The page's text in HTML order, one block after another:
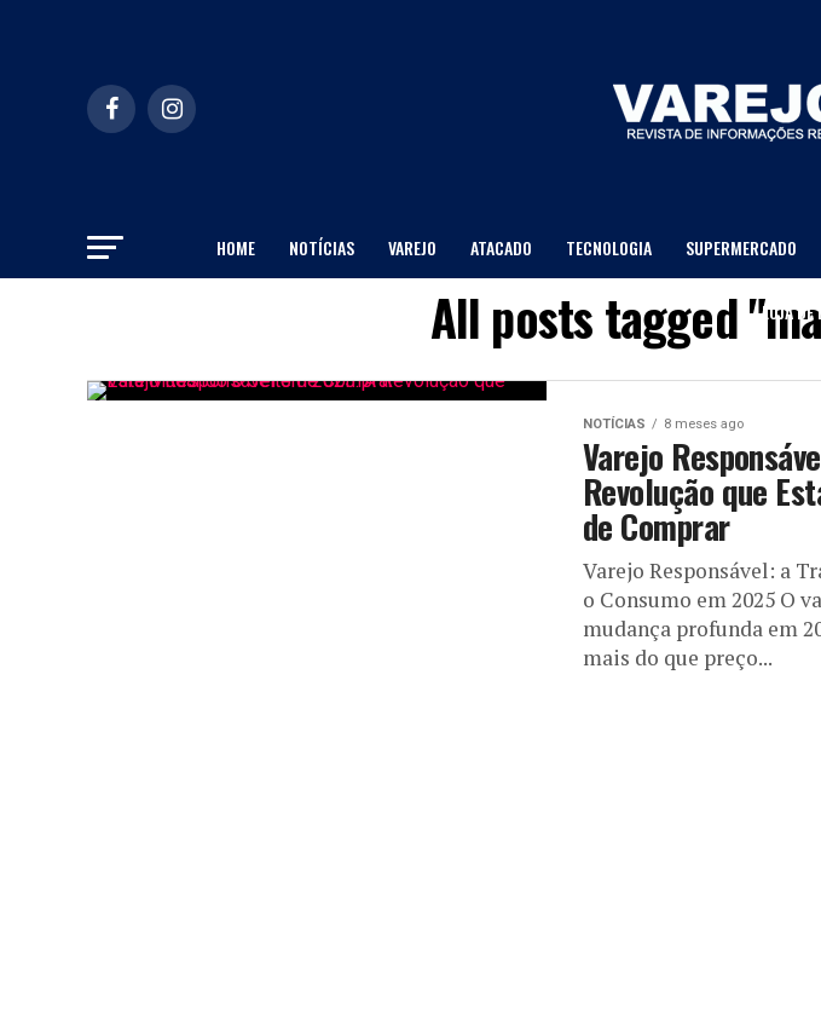
HOME NOTÍCIAS VAREJO ATACADO TECNOLOGIA SUPERMERCADO
LOJA DE
All posts tagged
NOTÍCIAS 8 meses ago
Varejo
Revolução que
de Comprar
Varejo Responsável: a
o Consumo em 2025 O
mudança profunda em
mais do que preço...